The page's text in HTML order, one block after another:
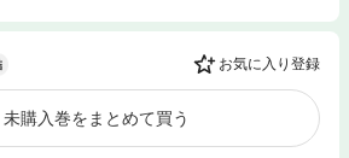
お気に入り登録
未購入巻をまとめて買う